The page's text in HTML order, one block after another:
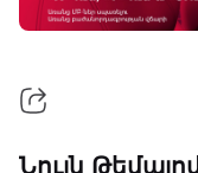
Նույն Թեմայով